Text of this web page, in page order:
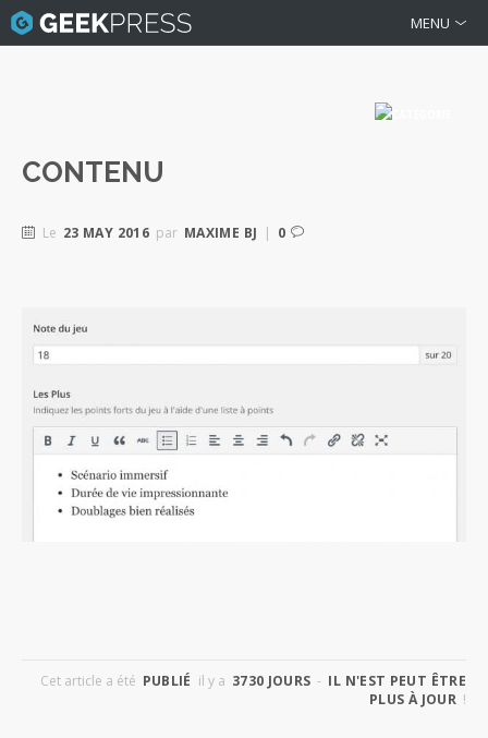
MENU
CONTENU
Le 23 MAY 2016 par MAXIME BJ | 0
Cet article a été PUBLIÉ il y a 3730 JOURS - IL N'EST PEUT ÊTRE
PLUS À JOUR !